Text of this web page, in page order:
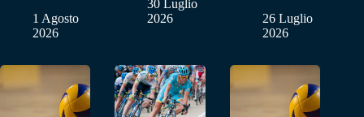
1 Agosto
2026
30 Luglio
2026
26 Luglio
2026